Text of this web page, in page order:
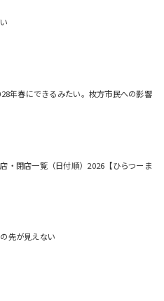
年春にできるみたい。枚方市民への影響
・閉店一覧（日付順）2026【ひらつーま
先が見えない